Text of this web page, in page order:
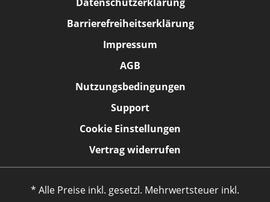
Barrierefreiheitserklärung
Impressum
AGB
Nutzungsbedingungen
Support
Cookie Einstellungen
Vertrag widerrufen
* Alle Preise inkl. gesetzl. Mehrwertsteuer inkl.